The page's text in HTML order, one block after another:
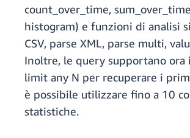
count_over_time,
histogram) e funzioni di analisi
CSV, parse XML, parse multi,
Inoltre, le query supportano ora
limit any N per recuperare i
è possibile utilizzare fino a 10
statistiche.